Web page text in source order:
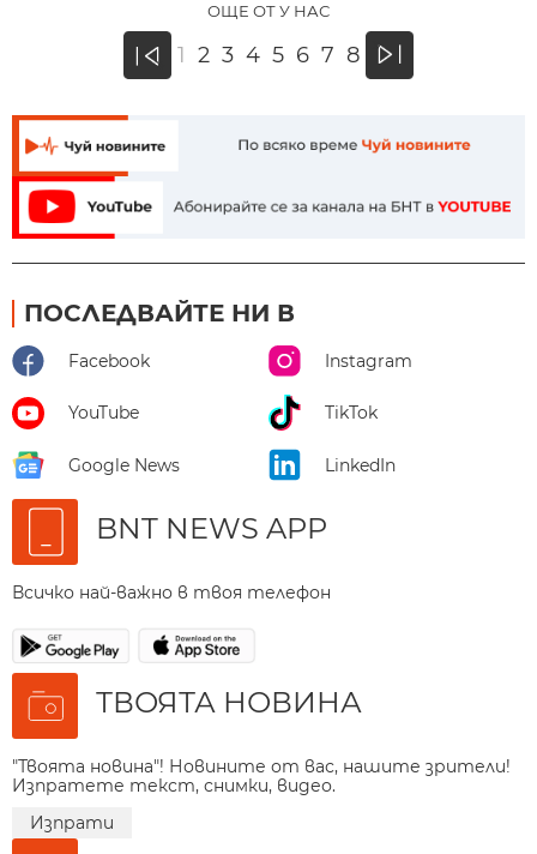
ОЩЕ ОТ У НАС
« 1 2 3 4 5 6 7 8 »
ПОСЛЕДВАЙТЕ НИ В
Facebook Instagram
YouTube TikTok
Google News LinkedIn
BNT NEWS APP
Всичко най-важно в твоя телефон
ТВОЯТА НОВИНА
"Твоята новина"! Новините от вас, нашите зрители!
Изпратете текст, снимки, видео.
Изпрати